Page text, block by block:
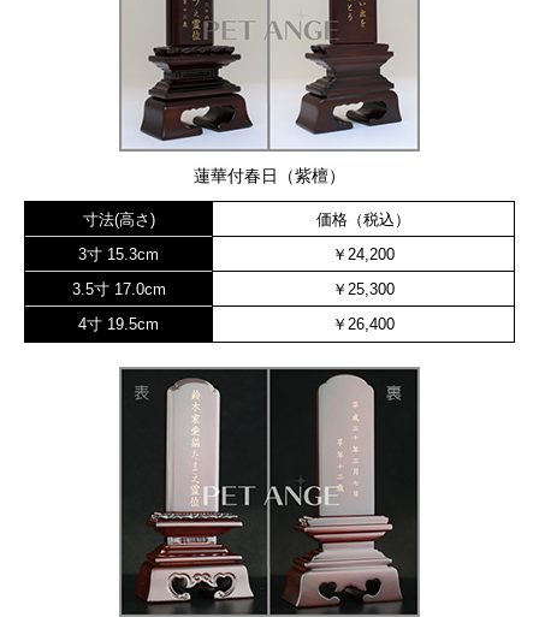
蓮華付春日（紫檀）
寸法(高さ)
価格（税込）
3寸 15.3cm
￥24,200
3.5寸 17.0cm
￥25,300
4寸 19.5cm
￥26,400